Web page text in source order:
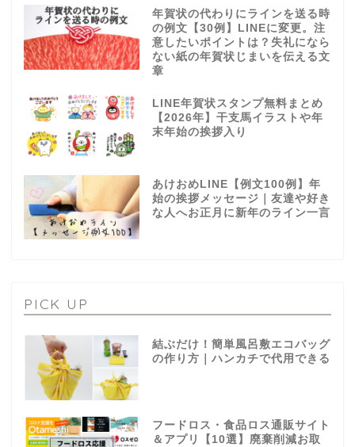
年賀状の代わりにラインを送る時
の例文【30例】LINEに変更。注
意したいポイントは？失礼になら
ない紙の年賀状じまいを伝える文
章
LINE年賀状スタンプ無料まとめ
【2026年】干支馬イラストや年
末年始の挨拶入り
あけおめLINE【例文100例】年
始の挨拶メッセージ｜友達や好き
な人へお正月に新年のライン一言
PICK UP
結ぶだけ！簡単風呂敷エコバッグ
の作り方｜ハンカチで代用できる
フードロス・食品ロス通販サイト
＆アプリ【10選】廃棄削減お取